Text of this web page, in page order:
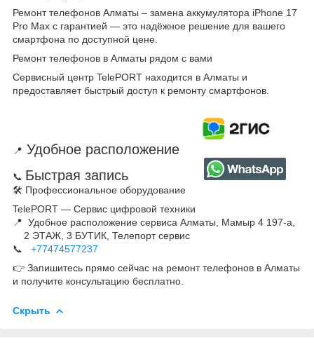
Ремонт телефонов Алматы – замена аккумулятора iPhone 17
Pro Max с гарантией — это надёжное решение для вашего
смартфона по доступной цене.
Ремонт телефонов в Алматы рядом с вами
Сервисный центр TelePORT находится в Алматы и
предоставляет быстрый доступ к ремонту смартфонов.
📍 Удобное расположение
📞 Быстрая запись
🛠 Профессиональное оборудование
TelePORT — Сервис цифровой техники
📍 Удобное расположение сервиса Алматы, Мамыр 4 197-а,
2 ЭТАЖ, 3 БУТИК, Телепорт сервис
📞
+77474577237
👉 Запишитесь прямо сейчас на ремонт телефонов в Алматы
и получите консультацию бесплатно.
Скрыть